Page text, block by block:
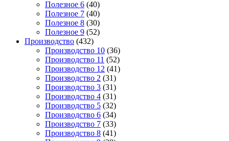
Полезное 6 (40)
Полезное 7 (40)
Полезное 8 (30)
Полезное 9 (52)
Производство (432)
Производство 10 (36)
Производство 11 (52)
Производство 12 (41)
Производство 2 (31)
Производство 3 (31)
Производство 4 (31)
Производство 5 (32)
Производство 6 (34)
Производство 7 (33)
Производство 8 (41)